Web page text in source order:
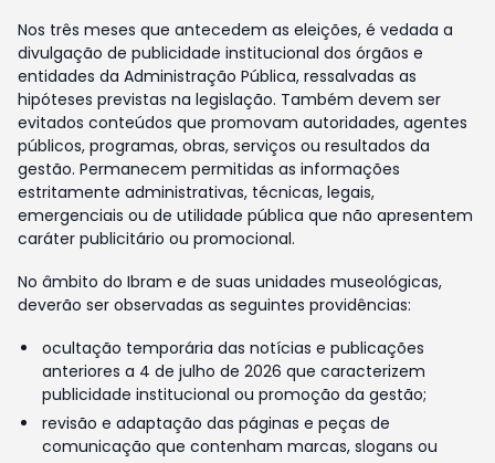
Nos três meses que antecedem as eleições, é vedada a
divulgação de publicidade institucional dos órgãos e
entidades da Administração Pública, ressalvadas as
hipóteses previstas na legislação. Também devem ser
evitados conteúdos que promovam autoridades, agentes
públicos, programas, obras, serviços ou resultados da
gestão. Permanecem permitidas as informações
estritamente administrativas, técnicas, legais,
emergenciais ou de utilidade pública que não apresentem
caráter publicitário ou promocional.
No âmbito do Ibram e de suas unidades museológicas,
deverão ser observadas as seguintes providências:
ocultação temporária das notícias e publicações
anteriores a 4 de julho de 2026 que caracterizem
publicidade institucional ou promoção da gestão;
revisão e adaptação das páginas e peças de
comunicação que contenham marcas, slogans ou